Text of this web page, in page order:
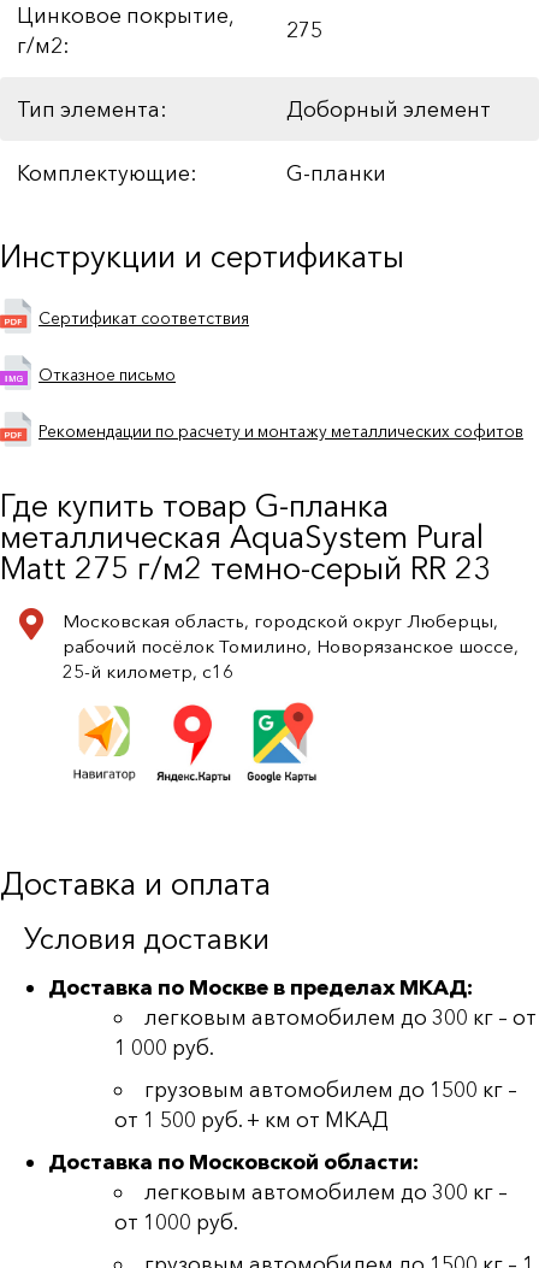
Цинковое покрытие,
г/м2:
275
Тип элемента: Доборный элемент
Комплектующие: G-планки
Инструкции и сертификаты
Сертификат соответствия
Отказное письмо
Рекомендации по расчету и монтажу металлических софитов
Где купить товар G-планка
металлическая AquaSystem Pural
Matt 275 г/м2 темно-серый RR 23
Московская область, городской округ Люберцы,
рабочий посёлок Томилино, Новорязанское шоссе,
25-й километр, с16
Доставка и оплата
Условия доставки
Доставка по Москве в пределах МКАД:
легковым автомобилем до 300 кг – от
1 000 руб.
грузовым автомобилем до 1500 кг –
от 1 500 руб. + км от МКАД
Доставка по Московской области:
легковым автомобилем до 300 кг –
от 1000 руб.